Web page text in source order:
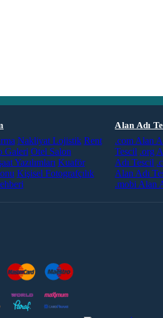
Nakliyat Lojistik Rent
Galeri Otel Salon
Yazılımları Kuaför
Kişisel Fotografçılık
Alan Adı
.com Alan
Tescil .org
Adı Tescil
Alan Adı
.mobi Alan